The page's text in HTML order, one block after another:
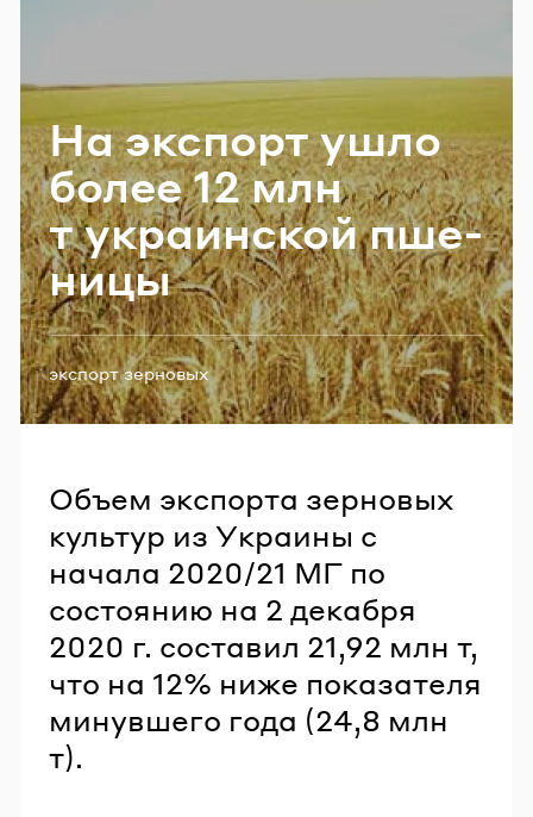
На экс­порт ушло
более 12 млн
т укра­ин­ской пше­
ни­цы
Теги:
экспорт зерновых
Объем экспорта зерновых
культур из Украины с
начала 2020/21 МГ по
состоянию на 2 декабря
2020 г. составил 21,92 млн т,
что на 12% ниже показателя
минувшего года (24,8 млн
т).
Пароль
Забыли пароль?
ВОЙТИ